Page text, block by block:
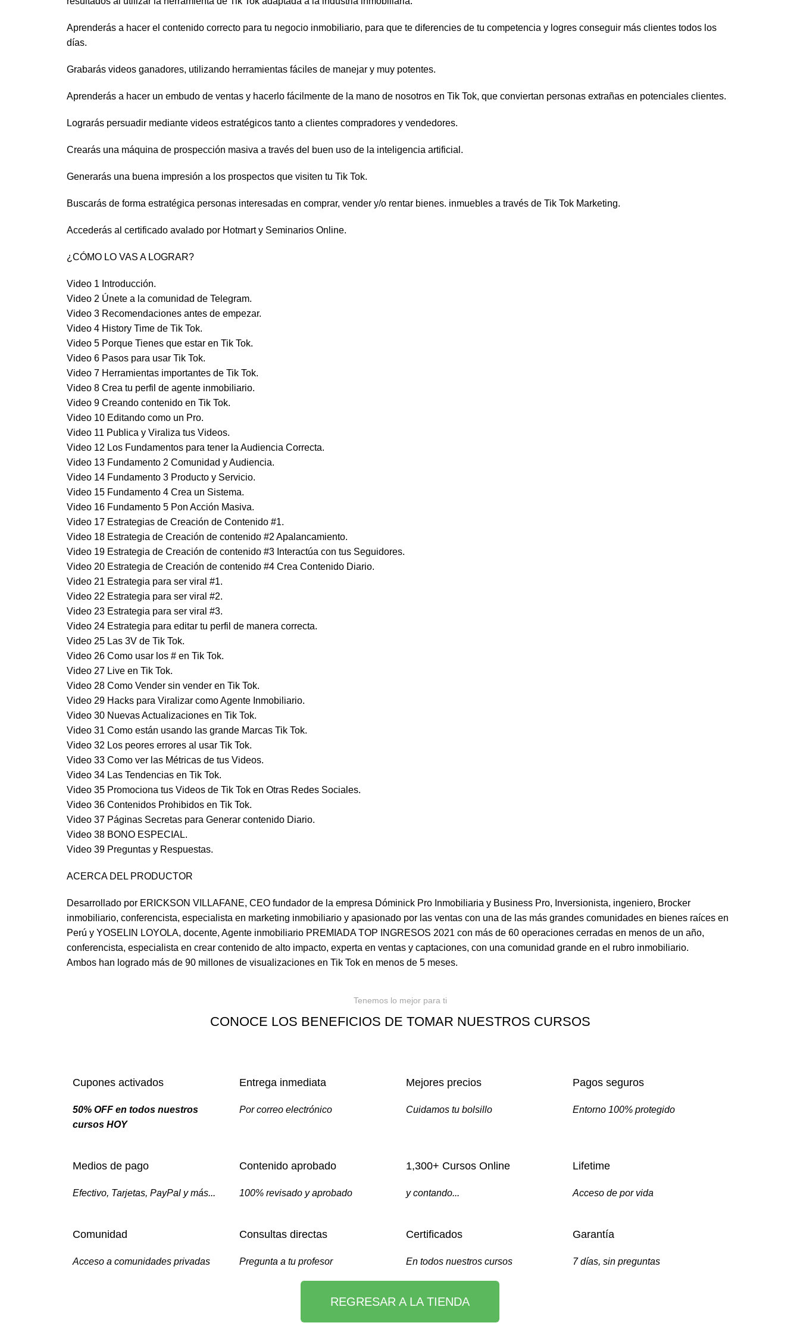
Aprenderás a hacer el contenido correcto para tu negocio inmobiliario, para que te diferencies de tu competencia y logres conseguir más clientes todos los
días.
Grabarás videos ganadores, utilizando herramientas fáciles de manejar y muy potentes.
Aprenderás a hacer un embudo de ventas y hacerlo fácilmente de la mano de nosotros en Tik Tok, que conviertan personas extrañas en potenciales clientes.
Lograrás persuadir mediante videos estratégicos tanto a clientes compradores y vendedores.
Crearás una máquina de prospección masiva a través del buen uso de la inteligencia artificial.
Generarás una buena impresión a los prospectos que visiten tu Tik Tok.
Buscarás de forma estratégica personas interesadas en comprar, vender y/o rentar bienes. inmuebles a través de Tik Tok Marketing.
Accederás al certificado avalado por Hotmart y Seminarios Online.
¿CÓMO LO VAS A LOGRAR?
Video 1 Introducción.
Video 2 Únete a la comunidad de Telegram.
Video 3 Recomendaciones antes de empezar.
Video 4 History Time de Tik Tok.
Video 5 Porque Tienes que estar en Tik Tok.
Video 6 Pasos para usar Tik Tok.
Video 7 Herramientas importantes de Tik Tok.
Video 8 Crea tu perfil de agente inmobiliario.
Video 9 Creando contenido en Tik Tok.
Video 10 Editando como un Pro.
Video 11 Publica y Viraliza tus Videos.
Video 12 Los Fundamentos para tener la Audiencia Correcta.
Video 13 Fundamento 2 Comunidad y Audiencia.
Video 14 Fundamento 3 Producto y Servicio.
Video 15 Fundamento 4 Crea un Sistema.
Video 16 Fundamento 5 Pon Acción Masiva.
Video 17 Estrategias de Creación de Contenido #1.
Video 18 Estrategia de Creación de contenido #2 Apalancamiento.
Video 19 Estrategia de Creación de contenido #3 Interactúa con tus Seguidores.
Video 20 Estrategia de Creación de contenido #4 Crea Contenido Diario.
Video 21 Estrategia para ser viral #1.
Video 22 Estrategia para ser viral #2.
Video 23 Estrategia para ser viral #3.
Video 24 Estrategia para editar tu perfil de manera correcta.
Video 25 Las 3V de Tik Tok.
Video 26 Como usar los # en Tik Tok.
Video 27 Live en Tik Tok.
Video 28 Como Vender sin vender en Tik Tok.
Video 29 Hacks para Viralizar como Agente Inmobiliario.
Video 30 Nuevas Actualizaciones en Tik Tok.
Video 31 Como están usando las grande Marcas Tik Tok.
Video 32 Los peores errores al usar Tik Tok.
Video 33 Como ver las Métricas de tus Videos.
Video 34 Las Tendencias en Tik Tok.
Video 35 Promociona tus Videos de Tik Tok en Otras Redes Sociales.
Video 36 Contenidos Prohibidos en Tik Tok.
Video 37 Páginas Secretas para Generar contenido Diario.
Video 38 BONO ESPECIAL.
Video 39 Preguntas y Respuestas.
ACERCA DEL PRODUCTOR
Desarrollado por ERICKSON VILLAFANE, CEO fundador de la empresa Dóminick Pro Inmobiliaria y Business Pro, Inversionista, ingeniero, Brocker
inmobiliario, conferencista, especialista en marketing inmobiliario y apasionado por las ventas con una de las más grandes comunidades en bienes raíces en
Perú y YOSELIN LOYOLA, docente, Agente inmobiliario PREMIADA TOP INGRESOS 2021 con más de 60 operaciones cerradas en menos de un año,
conferencista, especialista en crear contenido de alto impacto, experta en ventas y captaciones, con una comunidad grande en el rubro inmobiliario.
Ambos han logrado más de 90 millones de visualizaciones en Tik Tok en menos de 5 meses.
Tenemos lo mejor para ti
CONOCE LOS BENEFICIOS DE TOMAR NUESTROS CURSOS
Cupones activados
50% OFF en todos nuestros
cursos HOY
Entrega inmediata
Por correo electrónico
Mejores precios
Cuidamos tu bolsillo
Pagos seguros
Entorno 100% protegido
Medios de pago
Efectivo, Tarjetas, PayPal y más...
Contenido aprobado
100% revisado y aprobado
1,300+ Cursos Online
y contando...
Lifetime
Acceso de por vida
Comunidad
Acceso a comunidades privadas
Consultas directas
Pregunta a tu profesor
Certificados
En todos nuestros cursos
Garantía
7 días, sin preguntas
REGRESAR A LA TIENDA